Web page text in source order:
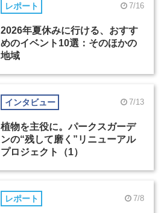
レポート 7/16
2026年夏休みに行ける、おすす
めのイベント10選：そのほかの
地域
インタビュー 7/13
植物を主役に。パークスガーデ
ンの“残して磨く”リニューアル
プロジェクト（1）
レポート 7/8